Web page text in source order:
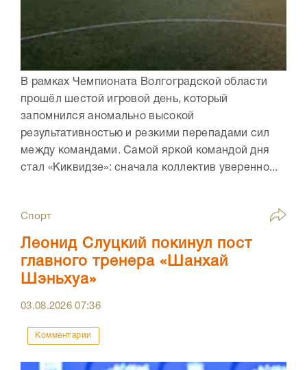
В рамках Чемпионата Волгоградской области
прошёл шестой игровой день, который
запомнился аномально высокой
результативностью и резкими перепадами сил
между командами. Самой яркой командой дня
стал «Киквидзе»: сначала коллектив уверенно...
Спорт
Леонид Слуцкий покинул пост
главного тренера «Шанхай
Шэньхуа»
03.08.202607:36
Комментарии